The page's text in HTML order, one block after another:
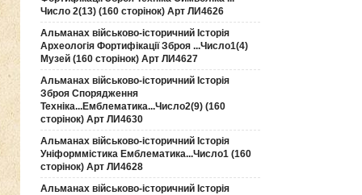
Число 2(13) (160 сторінок) Арт ЛИ4626
Альманах військово-історичний Історія
Археологія Фортифікації Зброя ...Число1(4)
Музей (160 сторінок) Арт ЛИ4627
Альманах військово-історичний Історія
Зброя Спорядження
Техніка...Емблематика...Число2(9) (160
сторінок) Арт ЛИ4630
Альманах військово-історичний Історія
Уніформмістика Емблематика...Число1 (160
сторінок) Арт ЛИ4628
Альманах військово-історичний Історія